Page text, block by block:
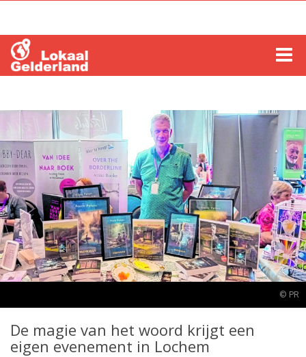
LOCHEM
ZUTPHEN
COLUMNS
RADIO
ZOEKEN
© PR
De magie van het woord krijgt een
eigen evenement in Lochem